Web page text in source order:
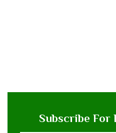
Subscribe For